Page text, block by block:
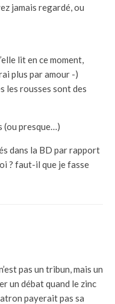
jamais regardé, ou
lit en ce moment,
plus par amour -)
les rousses sont des
(ou presque…)
dans la BD par rapport
? faut-il que je fasse
pas un tribun, mais un
un débat quand le zinc
payerait pas sa